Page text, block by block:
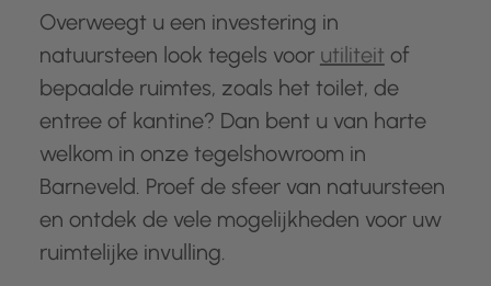
Overweegt u een investering in
natuursteen look tegels voor utiliteit of
bepaalde ruimtes, zoals het toilet, de
entree of kantine? Dan bent u van harte
welkom in onze tegelshowroom in
Barneveld. Proef de sfeer van natuursteen
en ontdek de vele mogelijkheden voor uw
ruimtelijke invulling.